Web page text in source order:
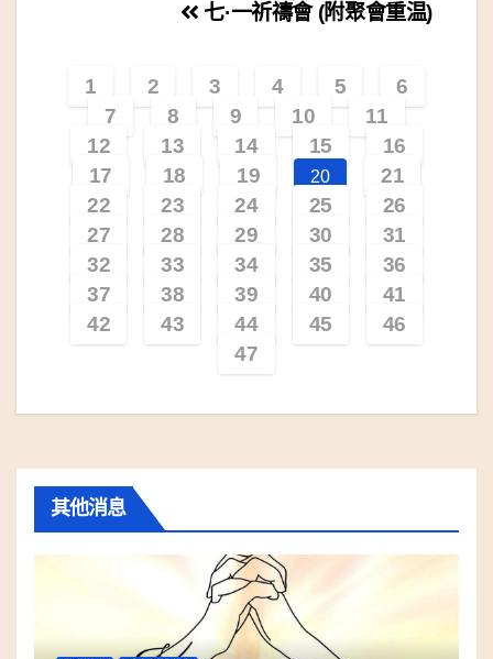
導
覽
七·一祈禱會 (附聚會重温)
1 2 3 4 5
6
7
8 9 10
11
12
13 14 15
16
17
18 19 20
21
22
23 24 25
26
27
28 29 30
31
32
33 34 35
36
37
38 39 40
41
42
43 44 45
46
47
其他消息